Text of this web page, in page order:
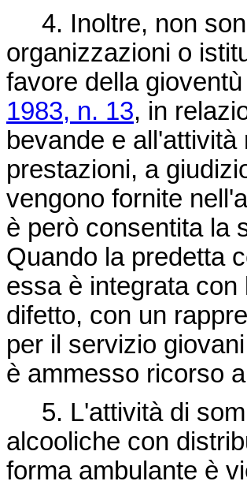
4. Inoltre, non
organizzazioni o
favore della
1983, n. 13, in
bevande e
prestazioni, a
vengono fornite
è però consentita la
Quando la predetta
essa è integrata
difetto, con un
per il servizio
è ammesso ricorso
5. L'attività di
alcooliche con
forma ambulante è